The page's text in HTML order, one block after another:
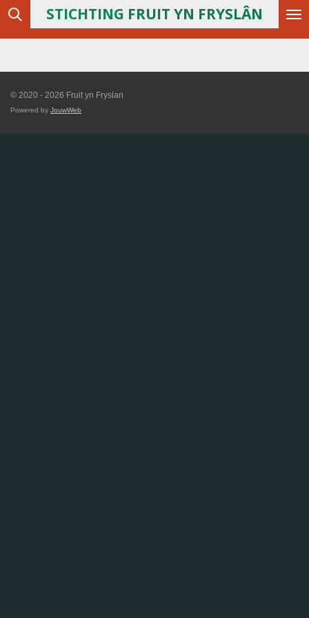
Ga
hoofdinhoud
STICHTING FRUIT YN FRYSLÂN
© 2020 - 2026 Fruit yn Fryslan
Powered by JouwWeb